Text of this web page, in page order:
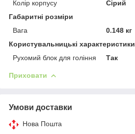
Колір корпусу
Сірий
Габаритні розміри
Вага
0.148 кг
Користувальницькі характеристики
Рухомий блок для гоління
Так
Приховати
Умови доставки
Нова Пошта